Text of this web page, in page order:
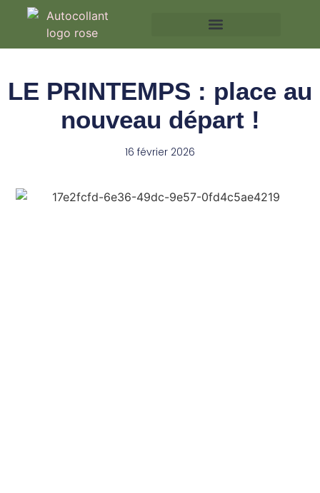
LE PRINTEMPS : place au
nouveau départ !
16 février 2026